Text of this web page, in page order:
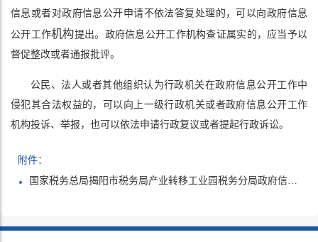
信息或者对政府信息公开申请不依法答复处理的，可以向政府信息
公开工作机构提出。政府信息公开工作机构查证属实的，应当予以
督促整改或者通报批评。
公民、法人或者其他组织认为行政机关在政府信息公开工作中
侵犯其合法权益的，可以向上一级行政机关或者政府信息公开工作
机构投诉、举报，也可以依法申请行政复议或者提起行政诉讼。
附件：
国家税务总局揭阳市税务局产业转移工业园税务分局政府信息公开申请表.docx